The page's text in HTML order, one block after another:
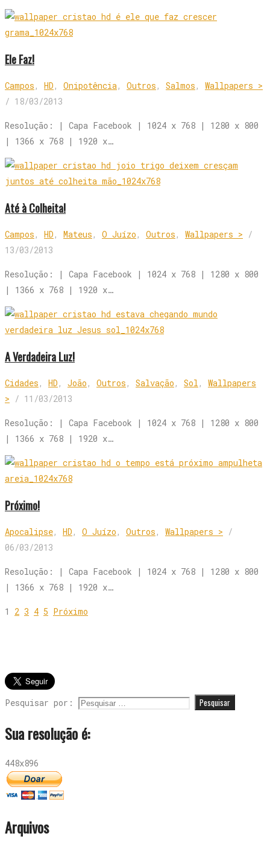
Ele Faz!
Campos , HD , Onipotência, Outros , Salmos , Wallpapers >
/ 18/03/2013
Resolução: | Capa Facebook | 1024 x 768 | 1280 x 800
| 1366 x 768 | 1920 x…
Até à Colheita!
Campos , HD , Mateus , O Juízo , Outros , Wallpapers > /
13/03/2013
Resolução: | Capa Facebook | 1024 x 768 | 1280 x 800
| 1366 x 768 | 1920 x…
A Verdadeira Luz!
Cidades , HD , João , Outros , Salvação , Sol , Wallpapers
> / 11/03/2013
Resolução: | Capa Facebook | 1024 x 768 | 1280 x 800
| 1366 x 768 | 1920 x…
Próximo!
Apocalipse, HD , O Juízo , Outros , Wallpapers > /
06/03/2013
Resolução: | Capa Facebook | 1024 x 768 | 1280 x 800
| 1366 x 768 | 1920 x…
1 2 3 4 5 Próximo
Pesquisar por:
Sua resolução é:
448x896
Arquivos